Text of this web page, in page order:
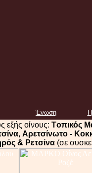
Ένωση
εξής οίνους: Tοπικός
Aρετσίνωτο -
& Pετσίνα (σε